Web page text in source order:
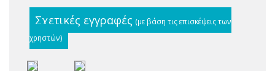
Σχετικές εγγραφές (με βάση τις επισκέψεις των
χρηστών)